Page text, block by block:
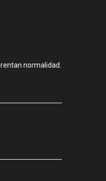
normalidad.